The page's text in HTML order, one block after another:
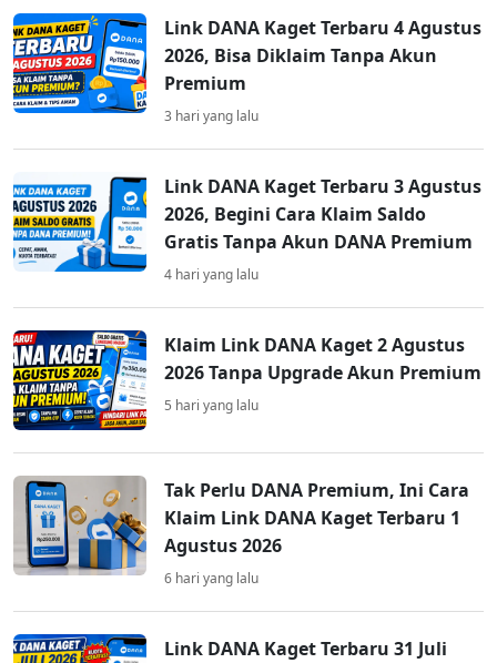
Link DANA Kaget Terbaru 4 Agustus
2026, Bisa Diklaim Tanpa Akun
Premium
3 hari yang lalu
Link DANA Kaget Terbaru 3 Agustus
2026, Begini Cara Klaim Saldo
Gratis Tanpa Akun DANA Premium
4 hari yang lalu
Klaim Link DANA Kaget 2 Agustus
2026 Tanpa Upgrade Akun Premium
5 hari yang lalu
Tak Perlu DANA Premium, Ini Cara
Klaim Link DANA Kaget Terbaru 1
Agustus 2026
6 hari yang lalu
Link DANA Kaget Terbaru 31 Juli